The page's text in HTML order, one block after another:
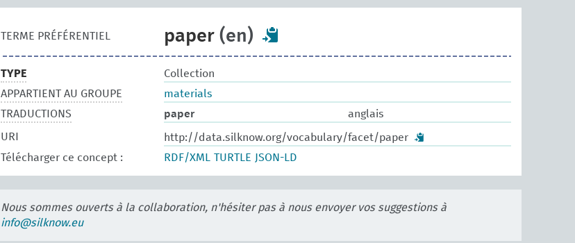
TERME PRÉFÉRENTIEL paper (en)
TYPE
Collection
APPARTIENT AU GROUPE
materials
TRADUCTIONS
paper anglais
URI
http://data.silknow.org/vocabulary/facet/paper
Télécharger ce concept :
RDF/XML TURTLE JSON-LD
Nous sommes ouverts à la collaboration, n'hésiter pas à nous envoyer vos suggestions à
info@silknow.eu